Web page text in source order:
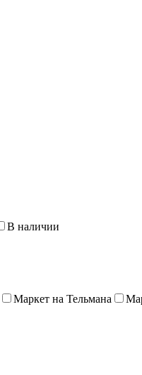
В наличии
Маркет на Тельмана